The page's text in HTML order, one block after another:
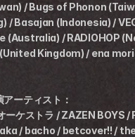
/ Bugs of Phonon
/ Basajan (Indonesia) /
(Australia) / RADIOHOP
Kingdom) / ena
ーティスト：
ーケストラ / ZAZEN BOYS /
/ bacho / betcover!! /